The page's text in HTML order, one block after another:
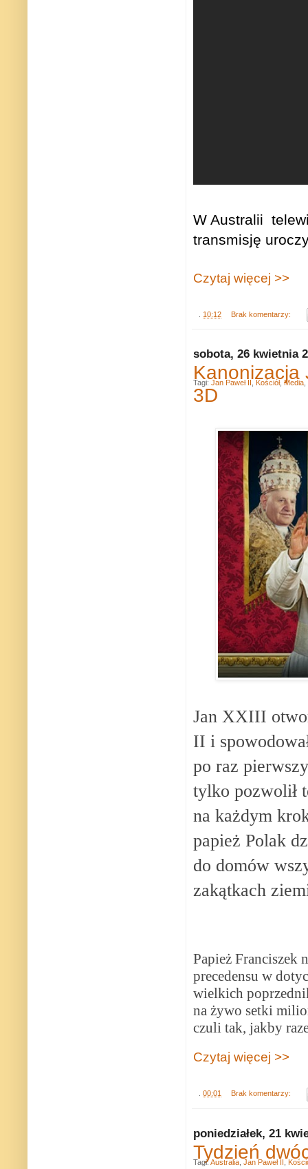
W Australii
transmisję
Czytaj więcej >>
10:12 Brak komentarzy:
sobota, 26 kwietnia
Kanonizacja
3D
Jan XXIII
II i
po raz
tylko pozwolił
na każdym
papież Polak
do domów
zakątkach
Papież Franciszek
precedensu w
wielkich
na żywo setki
czuli tak, jakby
Czytaj więcej >>
. 00:01 Brak komentarzy:
Tagi: Jan Paweł II Kościół, Media
poniedziałek, 21
Tydzień
Tagi:Australia Jan Paweł II